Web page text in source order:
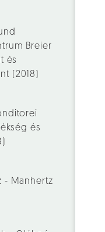
Breier
és
(2018)
és
- Manhertz